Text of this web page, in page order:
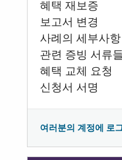
혜택 재보증
보고서 변경
사례의 세부사항
관련 증빙 서류
혜택 교체 요청
신청서 서명
여러분의 계정에 로